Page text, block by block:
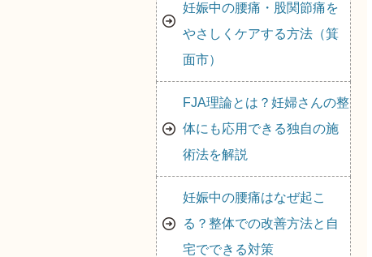
妊娠中の腰痛・股関節痛を
やさしくケアする方法（箕
面市）
FJA理論とは？妊婦さんの整
体にも応用できる独自の施
術法を解説
妊娠中の腰痛はなぜ起こ
る？整体での改善方法と自
宅でできる対策